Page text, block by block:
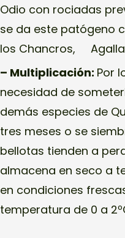
Odio con rociadas
se da este patógeno
los Chancros,
– Multiplicación: Por
necesidad de
demás especies de
tres meses o se
bellotas tienden a
almacena en seco a
en condiciones
temperatura de 0 a